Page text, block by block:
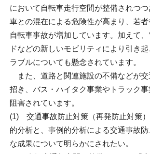
において自転車走行空間が整備されつ
車との混在による危険性が高まり、若
自転車事故が増加しています。加えて
ドなどの新しいモビリティにより引き
ラブルについても懸念されています。
また、道路と関連施設の不備などが交
招き、バス・ハイタク事業やトラック
阻害されています。
(1) 交通事故防止対策（再発防止対策
的分析と、事例的分析による交通事故
な成果について明らかにされたい。